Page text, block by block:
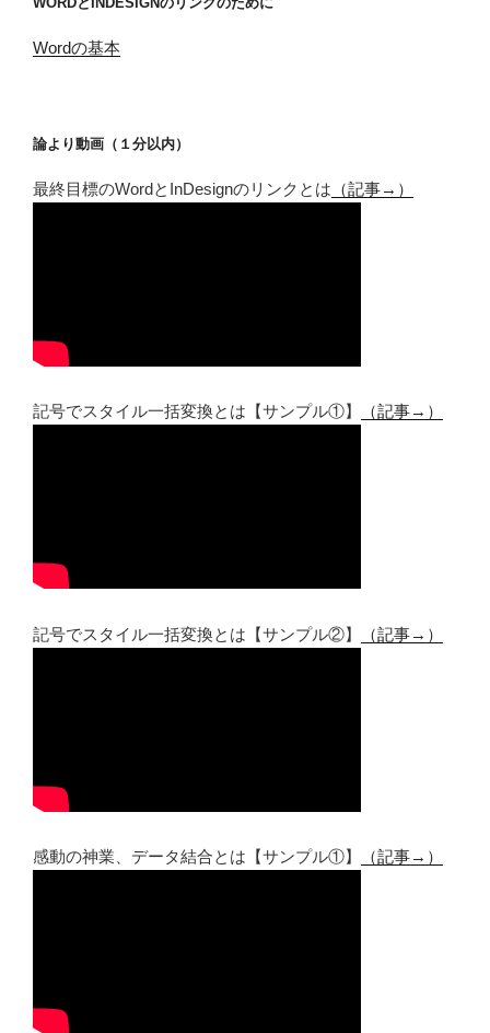
Wordの基本
論より動画（１分以内）
最終目標のWordとInDesignのリンクとは （記事→）
記号でスタイル一括変換とは【サンプル①】 （記事→）
記号でスタイル一括変換とは【サンプル②】 （記事→）
感動の神業、データ結合とは【サンプル①】 （記事→）